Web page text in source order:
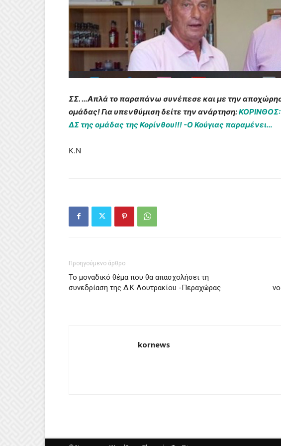
ΣΣ. …Απλά το παραπάνω συνέπεσε και με την
ομάδας! Για υπενθύμιση δείτε την ανάρτηση:ΚΟΡΙΝΘΟΣ:
ΔΣ της ομάδας της Κορίνθου!!! -Ο Κούγιας παραμένει…
Κ.Ν
Προηγούμενο άρθρο
Το μοναδικό θέμα που θα απασχολήσει τη
συνεδρίαση της Δ.Κ Λουτρακίου -Περαχώρας
kornews